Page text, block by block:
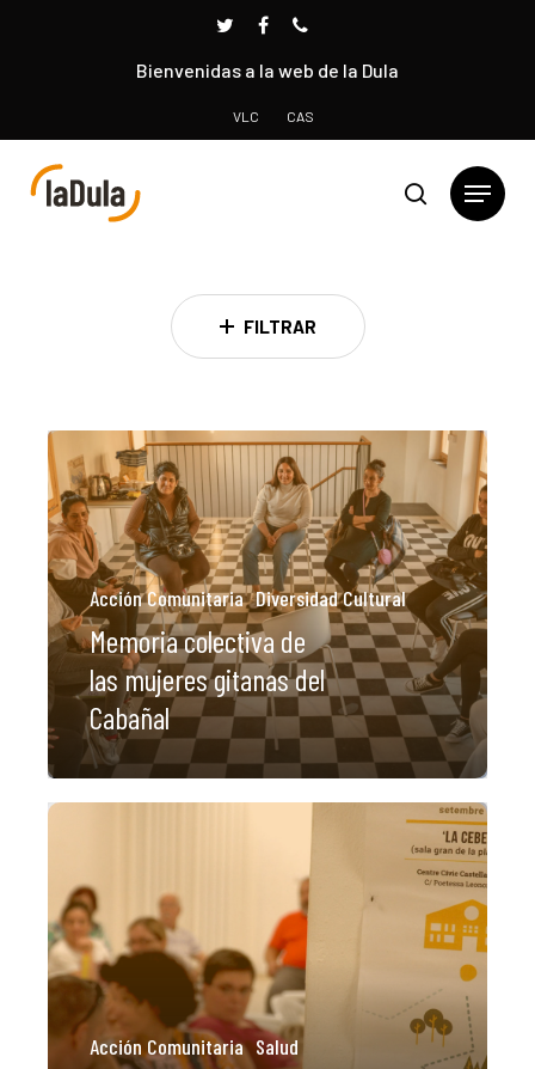
Bienvenidas a la web de la Dula
VLC CAS
FILTRAR
Acción Comunitaria Diversidad Cultural
Memoria colectiva de
las mujeres gitanas del
Cabañal
Acción Comunitaria Salud